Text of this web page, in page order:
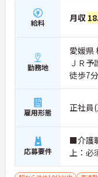
給料 月収
勤務地
愛媛県
ＪＲ予
徒歩7分
雇用形態 正社員
応募要件
■介護
上：